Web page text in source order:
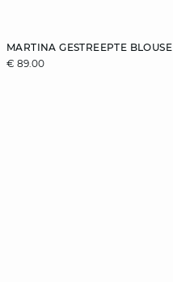
MARTINA GESTREEPTE BLOUSE
€ 89.00